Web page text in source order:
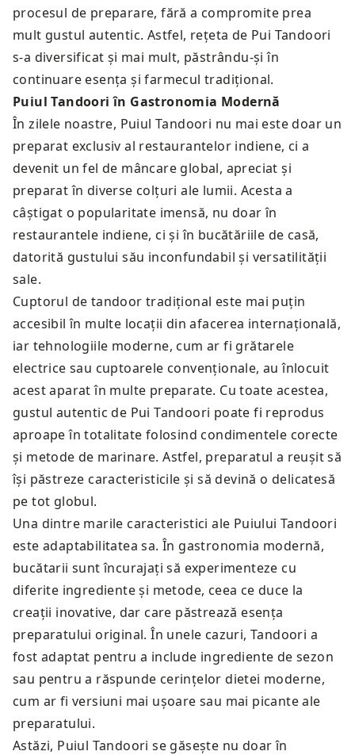
procesul de preparare, fără a compromite prea
mult gustul autentic. Astfel, rețeta de Pui Tandoori
s-a diversificat și mai mult, păstrându-și în
continuare esența și farmecul tradițional.
Puiul Tandoori în Gastronomia Modernă
În zilele noastre, Puiul Tandoori nu mai este doar un
preparat exclusiv al restaurantelor indiene, ci a
devenit un fel de mâncare global, apreciat și
preparat în diverse colțuri ale lumii. Acesta a
câștigat o popularitate imensă, nu doar în
restaurantele indiene, ci și în bucătăriile de casă,
datorită gustului său inconfundabil și versatilității
sale.
Cuptorul de tandoor tradițional este mai puțin
accesibil în multe locații din afacerea internațională,
iar tehnologiile moderne, cum ar fi grătarele
electrice sau cuptoarele convenționale, au înlocuit
acest aparat în multe preparate. Cu toate acestea,
gustul autentic de Pui Tandoori poate fi reprodus
aproape în totalitate folosind condimentele corecte
și metode de marinare. Astfel, preparatul a reușit să
își păstreze caracteristicile și să devină o delicatesă
pe tot globul.
Una dintre marile caracteristici ale Puiului Tandoori
este adaptabilitatea sa. În gastronomia modernă,
bucătarii sunt încurajați să experimenteze cu
diferite ingrediente și metode, ceea ce duce la
creații inovative, dar care păstrează esența
preparatului original. În unele cazuri, Tandoori a
fost adaptat pentru a include ingrediente de sezon
sau pentru a răspunde cerințelor dietei moderne,
cum ar fi versiuni mai ușoare sau mai picante ale
preparatului.
Astăzi, Puiul Tandoori se găsește nu doar în